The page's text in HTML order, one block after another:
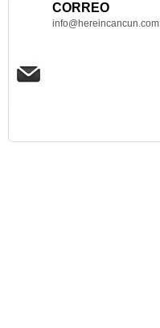
CORREO
info@hereincancun.com